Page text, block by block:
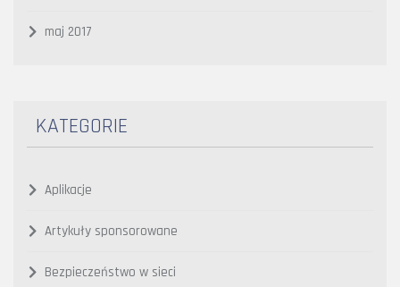
maj 2017
KATEGORIE
Aplikacje
Artykuły sponsorowane
Bezpieczeństwo w sieci